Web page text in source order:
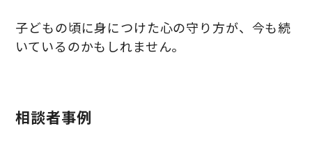
子どもの頃に身につけた心の守り方が、今も続
いているのかもしれません。
相談者事例